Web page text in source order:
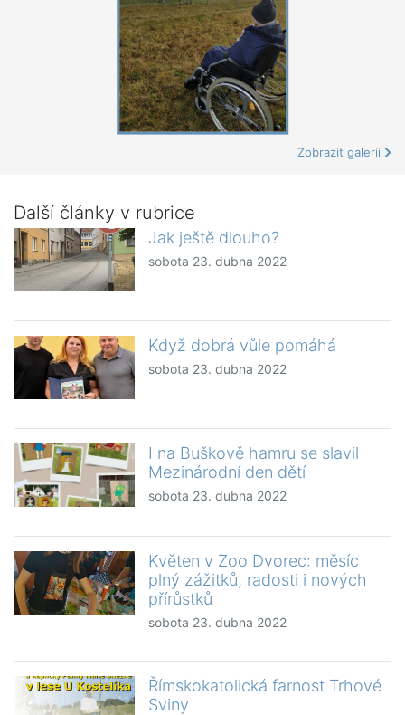
Zobrazit galerii
Další články v rubrice
Jak ještě dlouho?
sobota 23. dubna 2022
Když dobrá vůle pomáhá
sobota 23. dubna 2022
I na Buškově hamru se slavil
Mezinárodní den dětí
sobota 23. dubna 2022
Květen v Zoo Dvorec: měsíc
plný zážitků, radosti i nových
přírůstků
sobota 23. dubna 2022
Římskokatolická farnost Trhové
Sviny